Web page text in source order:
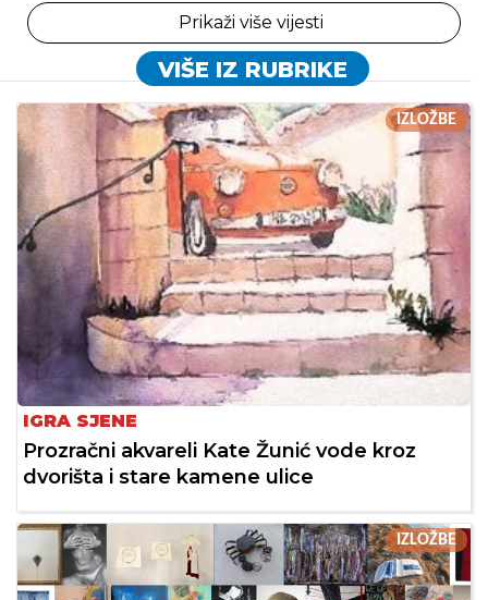
Prikaži više vijesti
VIŠE IZ RUBRIKE
IZLOŽBE
IGRA SJENE
Prozračni akvareli Kate Žunić vode kroz
dvorišta i stare kamene ulice
IZLOŽBE